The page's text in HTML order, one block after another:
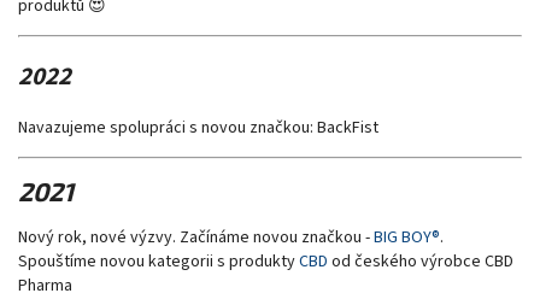
produktů 😍
2022
Navazujeme spolupráci s novou značkou: BackFist
2021
Nový rok, nové výzvy. Začínáme novou značkou -BIG BOY®.
Spouštíme novou kategorii s produktyCBD od českého výrobce CBD
Pharma